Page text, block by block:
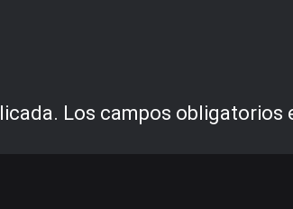
Los campos obligatorios